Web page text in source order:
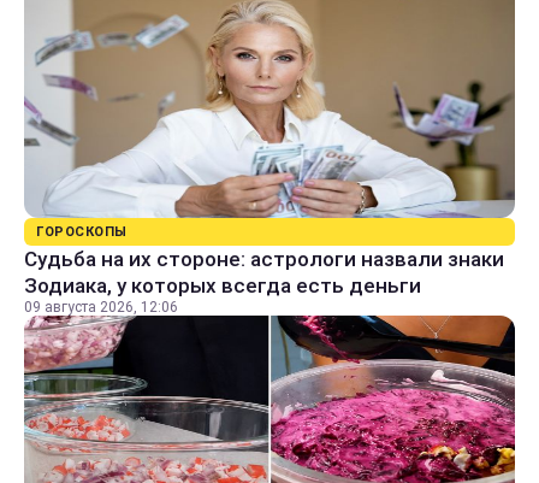
ГОРОСКОПЫ
Судьба на их стороне: астрологи назвали знаки
Зодиака, у которых всегда есть деньги
09 августа 2026, 12:06